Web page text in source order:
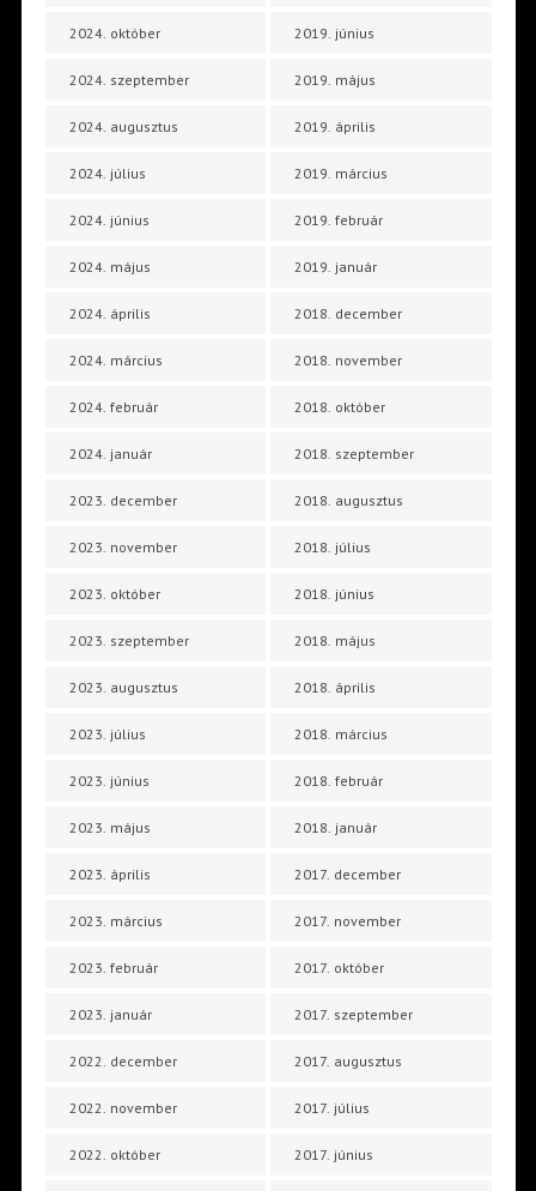
2024. október
2024. szeptember
2024. augusztus
2024. július
2024. június
2024. május
2024. április
2024. március
2024. február
2024. január
2023. december
2023. november
2023. október
2023. szeptember
2023. augusztus
2023. július
2023. június
2023. május
2023. április
2023. március
2023. február
2023. január
2022. december
2022. november
2022. október
2019. június
2019. május
2019. április
2019. március
2019. február
2019. január
2018. december
2018. november
2018. október
2018. szeptember
2018. augusztus
2018. július
2018. június
2018. május
2018. április
2018. március
2018. február
2018. január
2017. december
2017. november
2017. október
2017. szeptember
2017. augusztus
2017. július
2017. június